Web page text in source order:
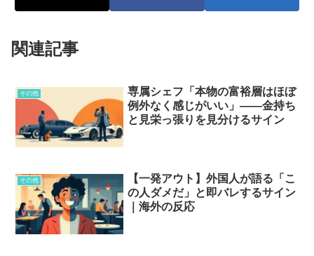
関連記事
その他
専属シェフ「本物の富裕層はほぼ
例外なく感じがいい」――金持ち
と見栄っ張りを見分けるサイン
その他
【一発アウト】外国人が語る「こ
の人ダメだ」と即バレするサイン
｜海外の反応